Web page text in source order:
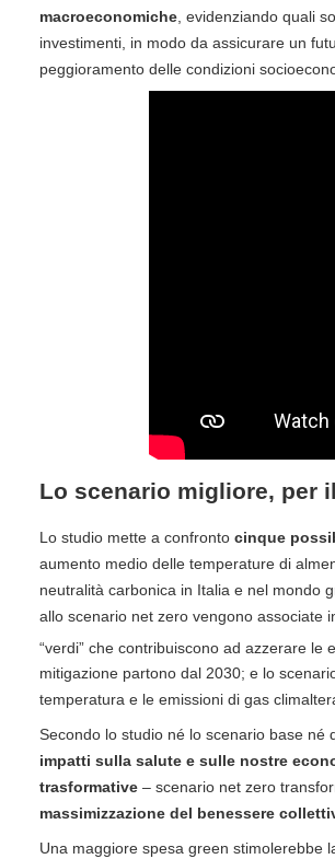
macroeconomiche , evidenziando quali
investimenti, in modo da assicurare un
peggioramento delle condizioni
Lo scenario migliore, per
Lo studio mette a confronto cinque
aumento medio delle temperature di
neutralità carbonica in Italia e nel mondo
allo scenario net zero vengono associate
“verdi” che contribuiscono ad azzerare le
mitigazione partono dal 2030; e lo
temperatura e le emissioni di gas
Secondo lo studio né lo scenario base
impatti sulla salute e sulle nostre
trasformative – scenario net zero
massimizzazione del benessere
Una maggiore spesa green stimolerebbe